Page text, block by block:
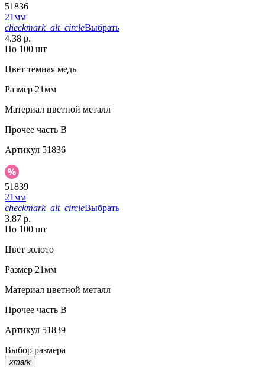
51836
21мм
checkmark_alt_circleВыбрать
4.38 р.
По 100 шт
Цвет темная медь
Размер 21мм
Материал цветной металл
Прочее часть B
Артикул 51836
51839
21мм
checkmark_alt_circleВыбрать
3.87 р.
По 100 шт
Цвет золото
Размер 21мм
Материал цветной металл
Прочее часть B
Артикул 51839
Выбор размера
xmark